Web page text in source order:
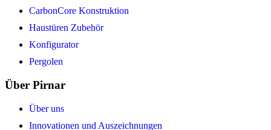
CarbonCore Konstruktion
Haustüren Zubehör
Konfigurator
Pergolen
Über Pirnar
Über uns
Innovationen und Auszeichnungen